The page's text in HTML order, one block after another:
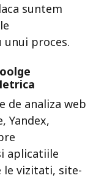
suntem
proces.
analiza web
Yandex,
aplicatiile
le vizitati, site-